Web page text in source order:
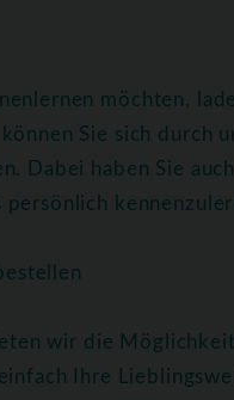
möchten,
Sie sich durch
Dabei haben Sie
wir die
Ihre